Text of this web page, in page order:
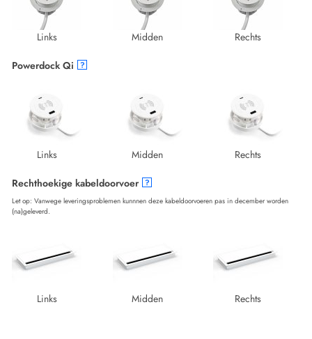
Links Midden Rechts
Powerdock Qi ?
Links Midden Rechts
Rechthoekige kabeldoorvoer ?
Let op: Vanwege leveringsproblemen kunnnen deze kabeldoorvoeren pas in december worden
(na)geleverd.
Links Midden Rechts